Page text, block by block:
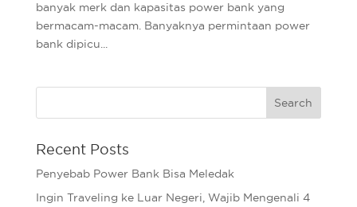
banyak merk dan kapasitas power bank yang
bermacam-macam. Banyaknya permintaan power
bank dipicu...
Recent Posts
Penyebab Power Bank Bisa Meledak
Ingin Traveling ke Luar Negeri, Wajib Mengenali 4